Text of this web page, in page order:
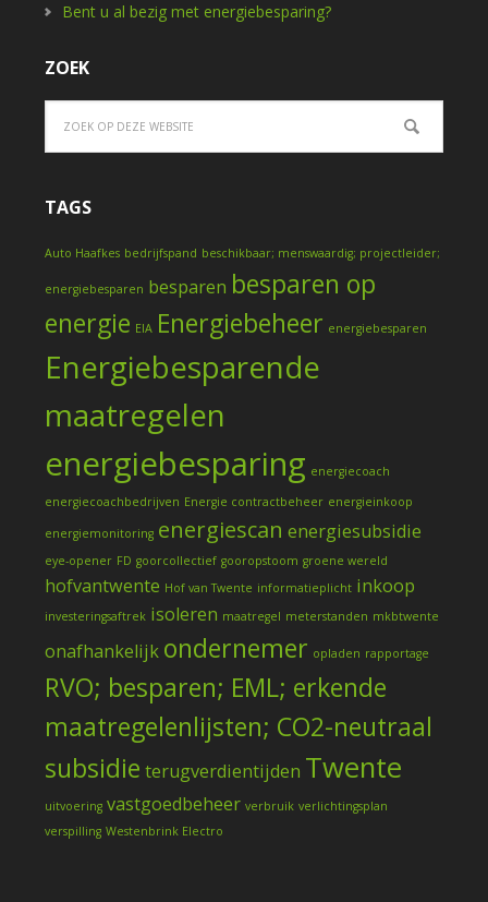
Bent u al bezig met energiebesparing?
ZOEK
TAGS
Auto Haafkes bedrijfspand beschikbaar; menswaardig; projectleider;
energiebesparen besparen besparen op
energie EIA Energiebeheer energiebesparen
Energiebesparende
maatregelen
energiebesparing energiecoach
energiecoachbedrijven Energie contractbeheer energieinkoop
energiemonitoring energiescan energiesubsidie
eye-opener FD goorcollectief gooropstoom groene wereld
hofvantwente Hof van Twente informatieplicht inkoop
investeringsaftrek isoleren maatregel meterstanden mkbtwente
onafhankelijk ondernemer opladen rapportage
RVO; besparen; EML; erkende
maatregelenlijsten; CO2-neutraal
subsidie terugverdientijden Twente
uitvoering vastgoedbeheer verbruik verlichtingsplan
verspilling Westenbrink Electro